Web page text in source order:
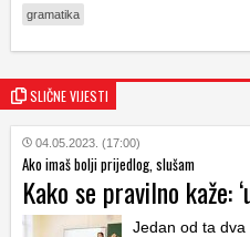
gramatika
SLIČNE VIJESTI
04.05.2023. (17:00)
Ako imaš bolji prijedlog, slušam
Kako se pravilno kaže:
Jedan od ta